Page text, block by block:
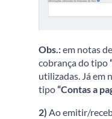
Obs.:em notas
cobrança do tipo
utilizadas. Já em
tipo“Contas a
2) Ao emitir/